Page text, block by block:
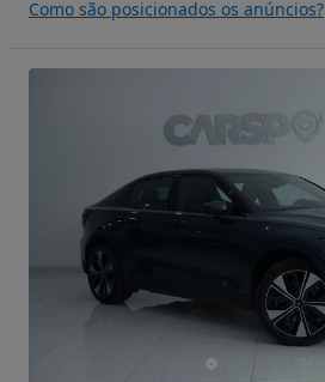
Como são posicionados os anúncios?